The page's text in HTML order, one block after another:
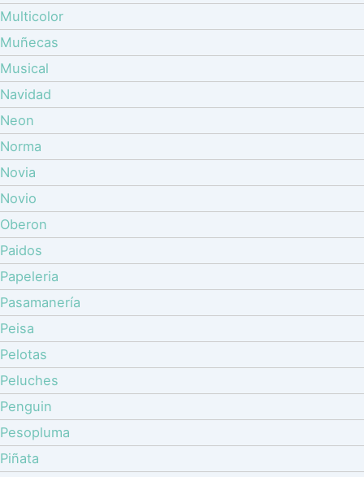
Multicolor
Muñecas
Musical
Navidad
Neon
Norma
Novia
Novio
Oberon
Paidos
Papeleria
Pasamanería
Peisa
Pelotas
Peluches
Penguin
Pesopluma
Piñata